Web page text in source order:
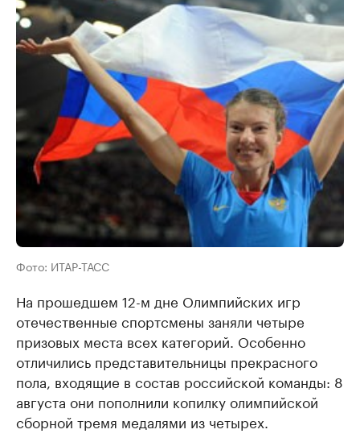
Фото: ИТАР-ТАСС
На прошедшем 12-м дне Олимпийских игр
отечественные спортсмены заняли четыре
призовых места всех категорий. Особенно
отличились представительницы прекрасного
пола, входящие в состав российской команды: 8
августа они пополнили копилку олимпийской
сборной тремя медалями из четырех.